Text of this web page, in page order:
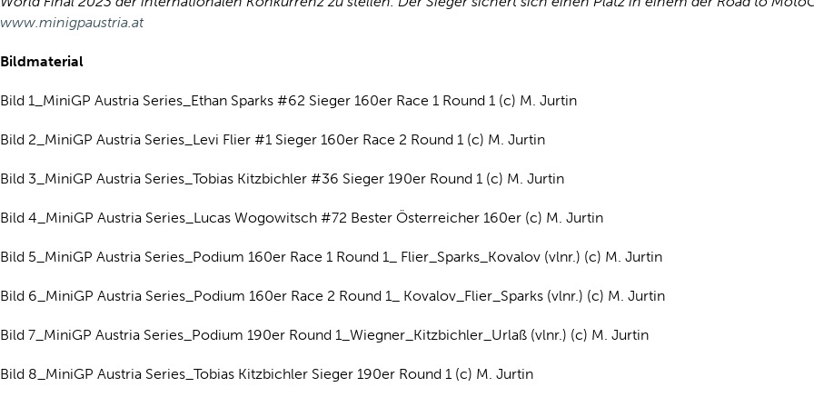
www.minigpaustria.at
Bildmaterial
Bild 1_MiniGP Austria Series_Ethan Sparks #62 Sieger 160er Race 1 Round 1 (c) M. Jurtin
Bild 2_MiniGP Austria Series_Levi Flier #1 Sieger 160er Race 2 Round 1 (c) M. Jurtin
Bild 3_MiniGP Austria Series_Tobias Kitzbichler #36 Sieger 190er Round 1 (c) M. Jurtin
Bild 4_MiniGP Austria Series_Lucas Wogowitsch #72 Bester Österreicher 160er (c) M. Jurtin
Bild 5_MiniGP Austria Series_Podium 160er Race 1 Round 1_ Flier_Sparks_Kovalov (vlnr.) (c) M. Jurtin
Bild 6_MiniGP Austria Series_Podium 160er Race 2 Round 1_ Kovalov_Flier_Sparks (vlnr.) (c) M. Jurtin
Bild 7_MiniGP Austria Series_Podium 190er Round 1_Wiegner_Kitzbichler_Urlaß (vlnr.) (c) M. Jurtin
Bild 8_MiniGP Austria Series_Tobias Kitzbichler Sieger 190er Round 1 (c) M. Jurtin